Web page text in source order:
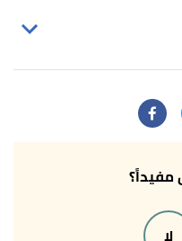
عن أبي هريرة،
مفيداً؟